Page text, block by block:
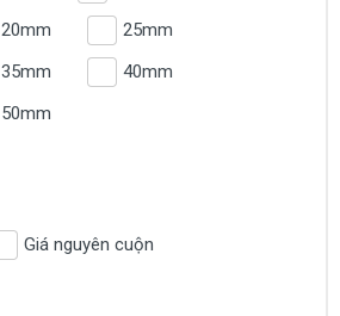
20mm
25mm
35mm
40mm
50mm
Giá nguyên cuộn